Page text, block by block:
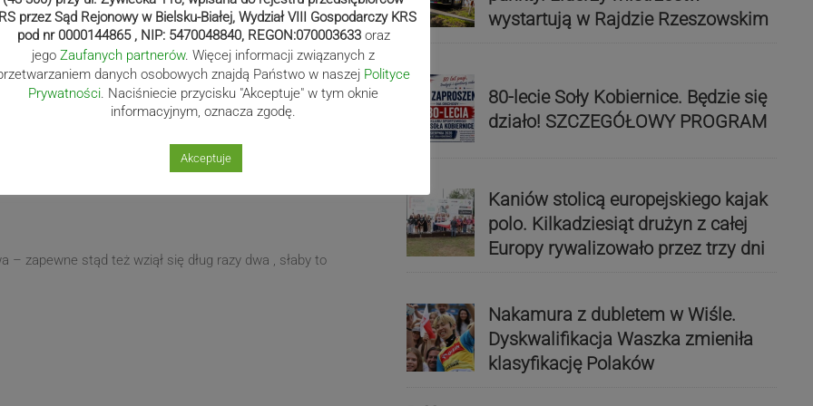
post
osoby w szpitalu
zapewne stąd też wziął się dług razy dwa , słaby to
wystartują w Rajdzie Rzeszowskim
80-lecie Soły Kobiernice. Będzie się
działo! SZCZEGÓŁOWY PROGRAM
Kaniów stolicą europejskiego kajak
polo. Kilkadziesiąt drużyn z całej
Europy rywalizowało przez trzy dni
Nakamura z dubletem w Wiśle.
Dyskwalifikacja Waszka zmieniła
klasyfikację Polaków
przez Sąd Rejonowy w Bielsku-Białej, Wydział VIII Gospodarczy KRS
pod nr 0000144865 , NIP: 5470048840, REGON:070003633 oraz
jego Zaufanych partnerów. Więcej informacji związanych z
danych osobowych znajdą Państwo w naszej Polityce
Prywatności . Naciśniecie przycisku "Akceptuje" w tym oknie
informacyjnym, oznacza zgodę.
Akceptuje